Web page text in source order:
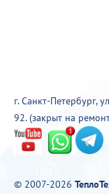
г. Санкт-Петербург,
92. (закрыт на
© 2007-2026